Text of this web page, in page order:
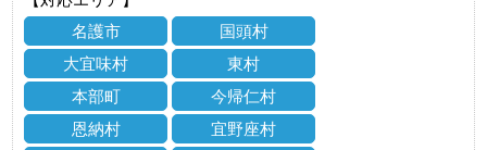
名護市
国頭村
大宜味村
東村
本部町
今帰仁村
恩納村
宜野座村